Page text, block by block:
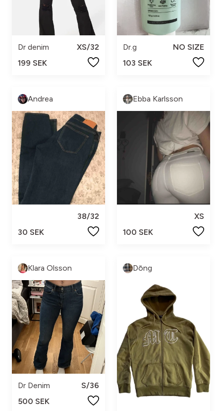
Dr denim
XS/32
199 SEK
Dr.g
NO SIZE
103 SEK
Andrea
38/32
30 SEK
Ebba Karlsson
XS
100 SEK
Klara Olsson
Dr Denim
S/36
500 SEK
Dōng